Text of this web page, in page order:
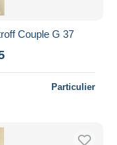
Couple G 37
Particulier